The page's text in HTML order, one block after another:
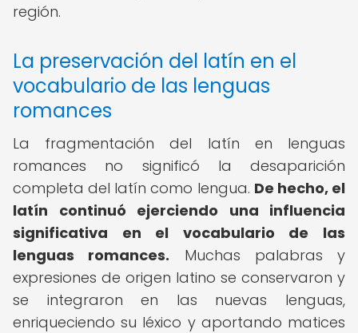
región.
La preservación del latín en el
vocabulario de las lenguas
romances
La fragmentación del latín en lenguas
romances no significó la desaparición
completa del latín como lengua. De hecho, el
latín continuó ejerciendo una influencia
significativa en el vocabulario de las
lenguas romances. Muchas palabras y
expresiones de origen latino se conservaron y
se integraron en las nuevas lenguas,
enriqueciendo su léxico y aportando matices